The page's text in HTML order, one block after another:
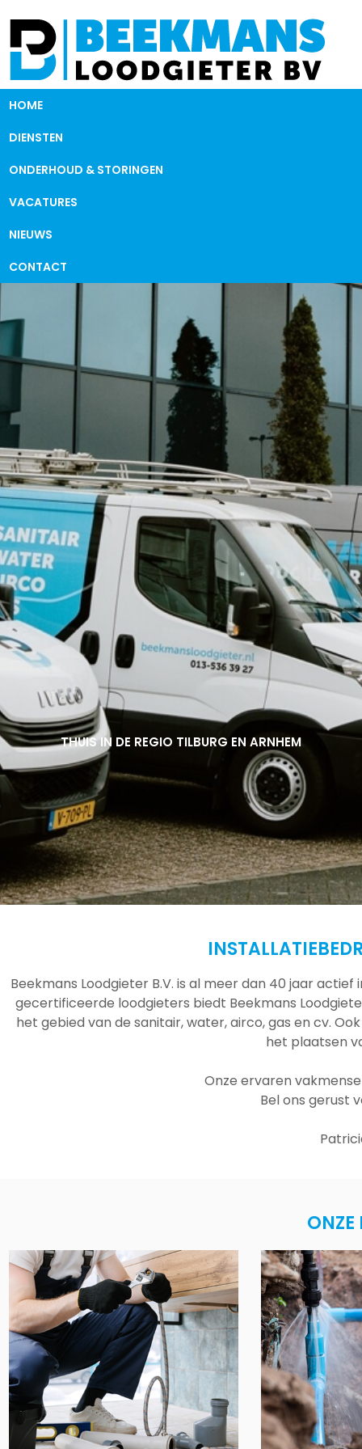
HOME
DIENSTEN
ONDERHOUD & STORINGEN
VACATURES
NIEUWS
CONTACT
THUIS IN DE REGIO TILBURG EN ARNHEM
THUIS IN DE REGIO TILBURG EN ARNHEM
THUIS IN DE REGIO TILBURG EN ARNHEM
Beekmans Loodgieter B.V. is al meer dan 40 jaar
gecertificeerde loodgieters biedt Beekmans
het gebied van de sanitair, water, airco, gas en cv.
het plaatsen
Onze ervaren
Bel ons gerust
ONZE